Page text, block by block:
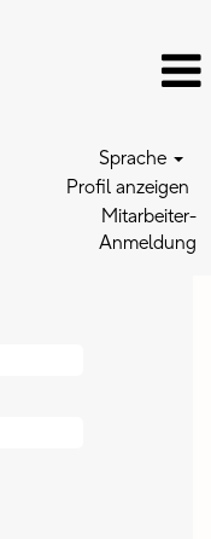
Sprache
Profil anzeigen
Mitarbeiter-
Anmeldung